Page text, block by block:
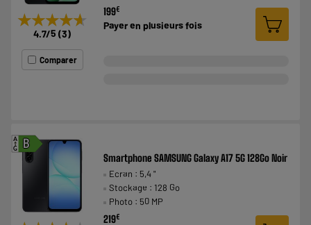
★★★★★
★★★★★
4.7/5 (3)
Comparer
199€
Payer en plusieurs fois
B
A
G
Smartphone SAMSUNG Galaxy A17 5G 128Go Noir
Ecran : 5,4 "
Stockage : 128 Go
Photo : 50 MP
219€